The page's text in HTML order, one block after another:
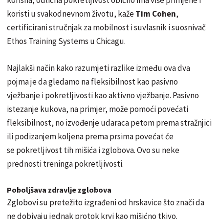
koristi u svakodnevnom životu, kažeTim Cohen,
certificirani stručnjak za mobilnost i suvlasnik i suosnivač
Ethos Training Systems u Chicagu.
Najlakši način kako razumjeti razlike između ova dva
pojma je da gledamo na fleksibilnost kao pasivno
vježbanje i pokretljivosti kao aktivno vježbanje. Pasivno
istezanje kukova, na primjer, može pomoći povećati
fleksibilnost, no izvođenje udaraca petom prema stražnjici
ili podizanjem koljena prema prsima povećat će
se pokretljivost tih mišića i zglobova. Ovo su neke
prednosti treninga pokretljivosti.
Poboljšava zdravlje zglobova
Zglobovi su pretežito izgrađeni od hrskavice što znači da
ne dobivaju jednak protok krvi kao mišićno tkivo.